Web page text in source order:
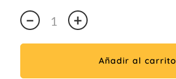
Premium
5A
VIKORY
− +
Añadir al carrito